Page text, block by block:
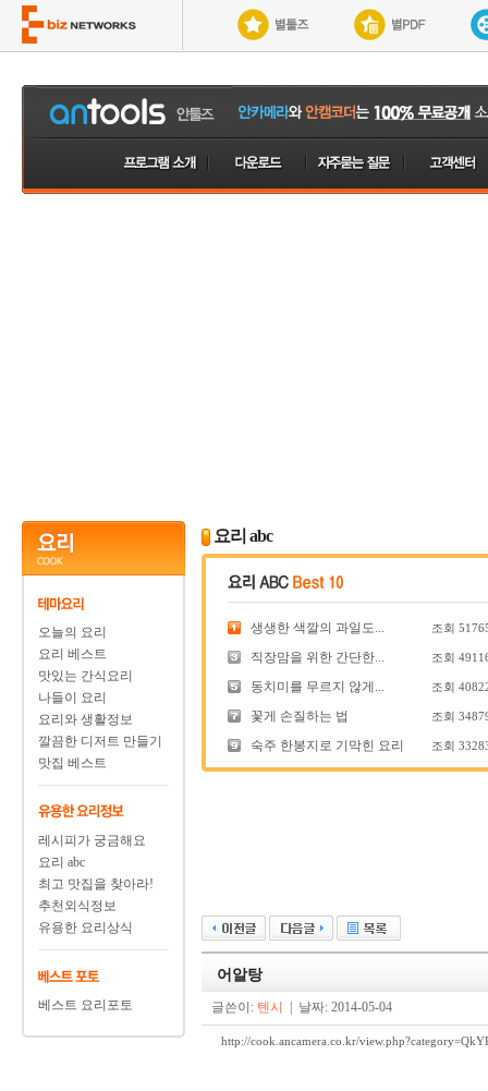
오늘의 요리
요리 베스트
맛있는 간식요리
나들이 요리
요리와 생활정보
깔끔한 디저트 만들기
맛집 베스트
레시피가 궁금해요
요리 abc
최고 맛집을 찾아라!
추천외식정보
유용한 요리상식
베스트 요리포토
요리 abc
생생한 색깔의 과일도... 조회
직장맘을 위한 간단한... 조회
동치미를 무르지 않게... 조회
꽃게 손질하는 법 조회
숙주 한봉지로 기막힌 요리 조회
어알탕
글쓴이: 텐시 | 날짜: 2014-05-04
http://cook.ancamera.co.kr/